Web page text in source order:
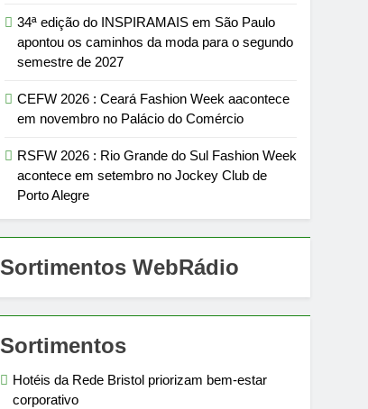
34ª edição do INSPIRAMAIS em São Paulo
apontou os caminhos da moda para o segundo
semestre de 2027
CEFW 2026 : Ceará Fashion Week aacontece
em novembro no Palácio do Comércio
RSFW 2026 : Rio Grande do Sul Fashion Week
acontece em setembro no Jockey Club de
Porto Alegre
Sortimentos WebRádio
Sortimentos
Hotéis da Rede Bristol priorizam bem-estar
corporativo